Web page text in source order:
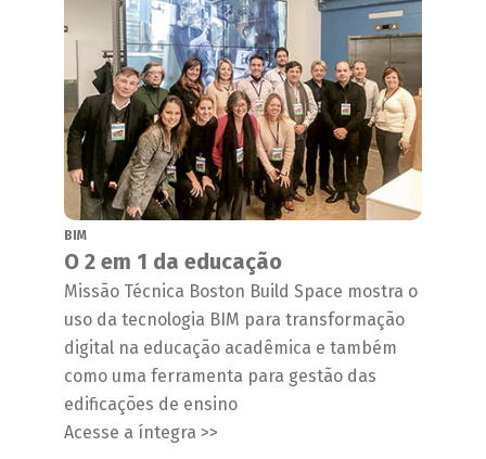
BIM
O 2 em 1 da educação
Missão Técnica Boston Build Space mostra o
uso da tecnologia BIM para transformação
digital na educação acadêmica e também
como uma ferramenta para gestão das
edificações de ensino
Acesse a íntegra >>